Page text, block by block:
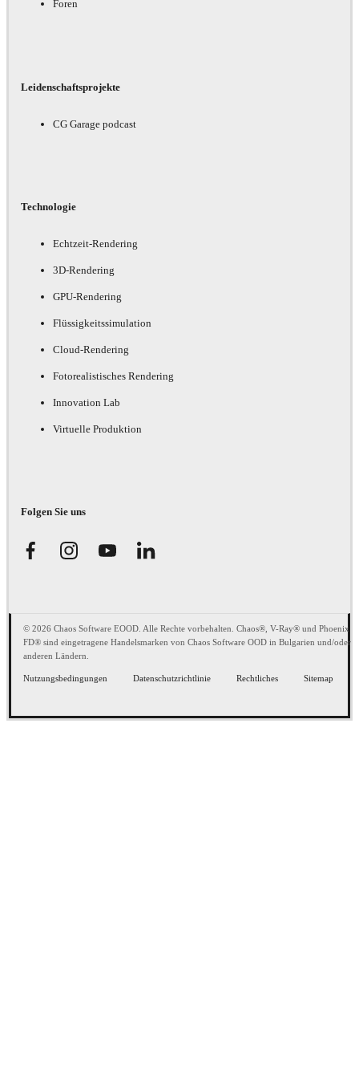
Foren
Leidenschaftsprojekte
CG Garage podcast
Technologie
Echtzeit-Rendering
3D-Rendering
GPU-Rendering
Flüssigkeitssimulation
Cloud-Rendering
Fotorealistisches Rendering
Innovation Lab
Virtuelle Produktion
Folgen Sie uns
© 2026 Chaos Software EOOD. Alle Rechte vorbehalten. Chaos®, V-Ray® und Phoenix
FD® sind eingetragene Handelsmarken von Chaos Software OOD in Bulgarien und/oder
anderen Ländern.
Nutzungsbedingungen Datenschutzrichtlinie Rechtliches Sitemap